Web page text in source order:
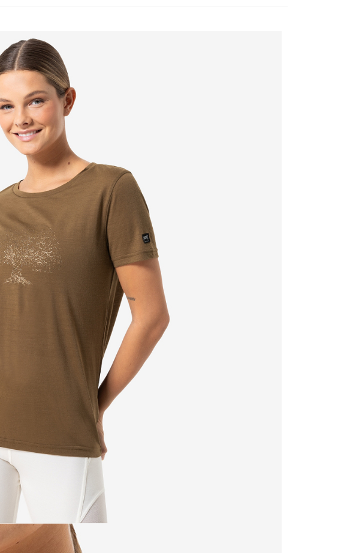
7-11超取(2000以上免運)
每筆NT$100，滿NT$2,000(含以上)免運費
一般宅配
每筆NT$100
宅配出貨(2000以上免運)
每筆NT$100，滿NT$2,000(含以上)免運費